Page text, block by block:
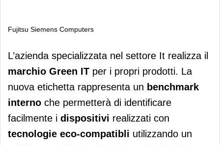
Fujitsu Siemens Computers
Fujitsu Siemens Computers
L’azienda specializzata nel settore It realizza il
marchio Green IT per i propri prodotti. La
nuova etichetta rappresenta un benchmark
interno che permetterà di identificare
facilmente i dispositivi realizzati con
tecnologie eco-compatibli utilizzando un